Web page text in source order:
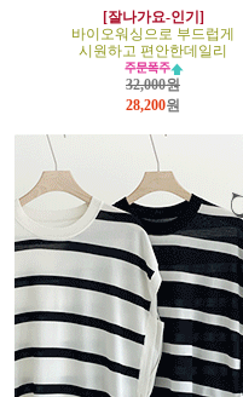
[잘나가요-인기]
바이오워싱으로 부드럽게
시원하고 편안한데일리
32,000원
28,200원